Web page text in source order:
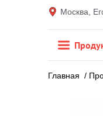
Москва,
Главная /